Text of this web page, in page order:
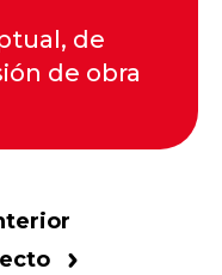
de
de obra